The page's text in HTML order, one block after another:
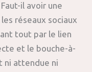
il avoir une
réseaux sociaux
tout par le lien
et le bouche-à-
ni attendue ni